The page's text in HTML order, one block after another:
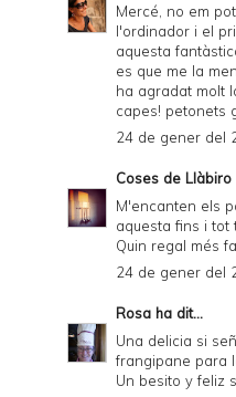
Mercé, no em
l'ordinador i el
aquesta
es que me la
ha agradat molt
capes! petonets
24 de gener del
Coses de Llàbiro
M'encanten els
aquesta fins i tot
Quin regal més
24 de gener del
Rosa ha dit...
Una delicia si
frangipane para
Un besito y feliz